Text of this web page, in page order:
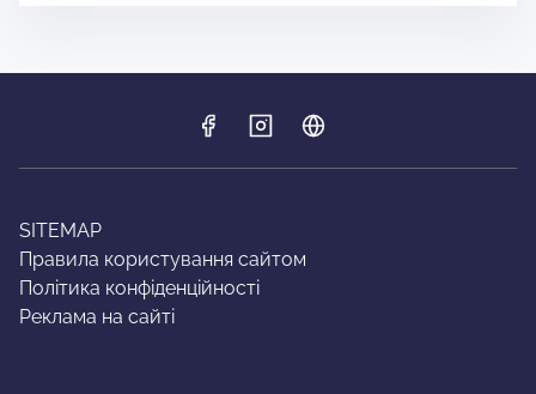
SITEMAP
Правила користування сайтом
Політика конфіденційності
Реклама на сайті